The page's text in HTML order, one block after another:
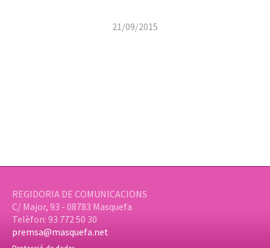
21/09/2015
REGIDORIA DE COMUNICACIONS
C/ Major, 93 - 08783 Masquefa
Telèfon: 93 772 50 30
premsa@masquefa.net